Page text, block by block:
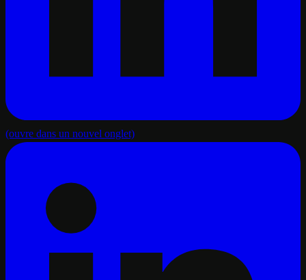
(ouvre dans un nouvel onglet)